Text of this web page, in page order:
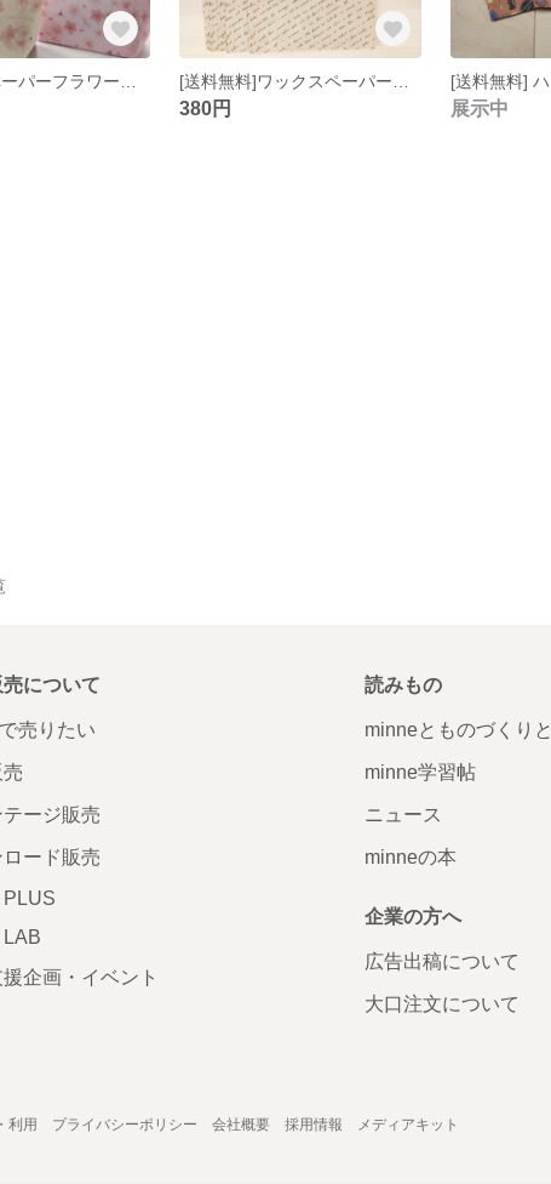
380円 展示中
について
売りたい
テージ販売
ロード販売
PLUS
LAB
企画・イベント
読みもの
minneとものづくりと
minne学習帖
ニュース
minneの本
企業の方へ
広告出稿について
大口注文について
利用 プライバシーポリシー 会社概要 採用情報 メディアキット